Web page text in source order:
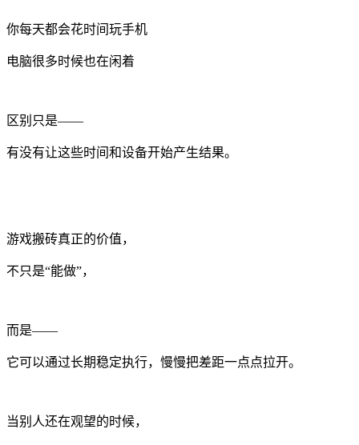
你每天都会花时间玩手机
电脑很多时候也在闲着
区别只是——
有没有让这些时间和设备开始产生结果。
游戏搬砖真正的价值，
不只是“能做”，
而是——
它可以通过长期稳定执行，慢慢把差距一点点拉开。
当别人还在观望的时候，